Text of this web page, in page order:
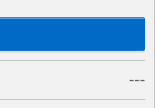
---